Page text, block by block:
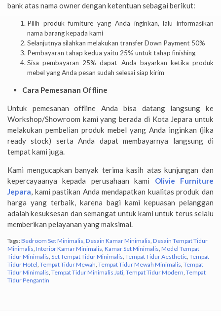
bank atas nama owner dengan ketentuan sebagai berikut:
Pilih produk furniture yang Anda inginkan, lalu informasikan
nama barang kepada kami
Selanjutnya silahkan melakukan transfer Down Payment 50%
Pembayaran tahap kedua yaitu 25% untuk tahap finishing
Sisa pembayaran 25% dapat Anda bayarkan ketika produk
mebel yang Anda pesan sudah selesai siap kirim
Cara Pemesanan Offline
Untuk pemesanan offline Anda bisa datang langsung ke
Workshop/Showroom kami yang berada di Kota Jepara untuk
melakukan pembelian produk mebel yang Anda inginkan (jika
ready stock) serta Anda dapat membayarnya langsung di
tempat kami juga.
Kami mengucapkan banyak terima kasih atas kunjungan dan
kepercayaanya kepada perusahaan kami Olivie Furniture
Jepara, kami pastikan Anda mendapatkan kualitas produk dan
harga yang terbaik, karena bagi kami kepuasan pelanggan
adalah kesuksesan dan semangat untuk kami untuk terus selalu
memberikan pelayanan yang maksimal.
Tags:Bedroom Set Minimalis Desain Kamar Minimalis Desain Tempat Tidur
Minimalis Interior Kamar Minimalis Kamar Set Minimalis Model Tempat
Tidur Minimalis Set Tempat Tidur Minimalis Tempat Tidur Aesthetic Tempat
Tidur Hotel Tempat Tidur Mewah Tempat Tidur Mewah Minimalis Tempat
Tidur Minimalis Tempat Tidur Minimalis Jati Tempat Tidur Modern Tempat
Tidur Pengantin